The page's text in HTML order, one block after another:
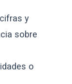
y
sobre
o